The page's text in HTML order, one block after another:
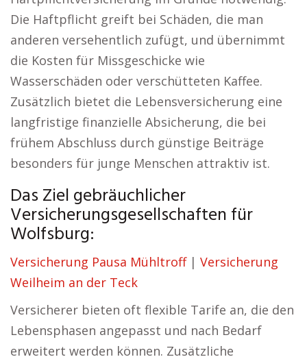
Die Haftpflicht greift bei Schäden, die man
anderen versehentlich zufügt, und übernimmt
die Kosten für Missgeschicke wie
Wasserschäden oder verschütteten Kaffee.
Zusätzlich bietet die Lebensversicherung eine
langfristige finanzielle Absicherung, die bei
frühem Abschluss durch günstige Beiträge
besonders für junge Menschen attraktiv ist.
Das Ziel gebräuchlicher
Versicherungsgesellschaften für
Wolfsburg:
Versicherung Pausa Mühltroff| Versicherung
Weilheim an der Teck
Versicherer bieten oft flexible Tarife an, die den
Lebensphasen angepasst und nach Bedarf
erweitert werden können. Zusätzliche